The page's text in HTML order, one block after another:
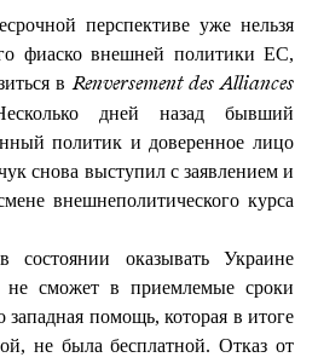
перспективе уже нельзя
фиаско внешней политики ЕС,
в Renversement des Alliances
дней назад бывший
политик и доверенное лицо
снова выступил с заявлением и
внешнеполитического курса
состоянии оказывать Украине
сможет в приемлемые сроки
западная помощь, которая в итоге
не была бесплатной. Отказ от